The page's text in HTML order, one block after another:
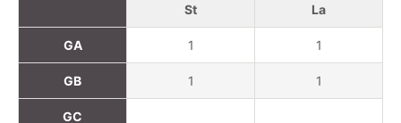
GA
GB
GC
St
1
1
La
1
1